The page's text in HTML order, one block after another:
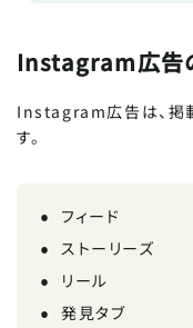
Instagram広告
Instagram広告は、掲
す。
フィード
ストーリーズ
リール
発見タブ